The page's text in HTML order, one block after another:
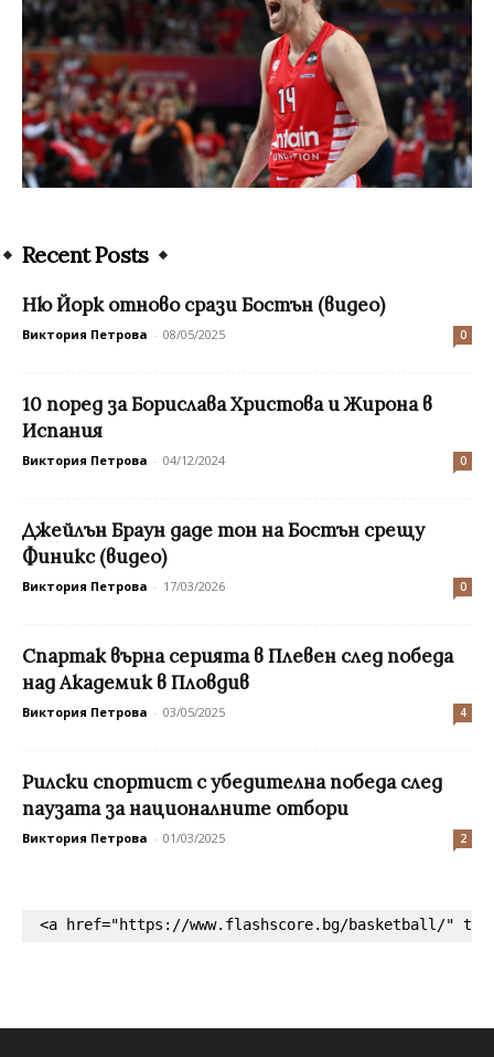
Recent Posts
Ню Йорк отново срази Бостън (видео)
Виктория Петрова - 08/05/2025 0
10 поред за Борислава Христова и Жирона в
Испания
Виктория Петрова - 04/12/2024 0
Джейлън Браун даде тон на Бостън срещу
Финикс (видео)
Виктория Петрова - 17/03/2026 0
Спартак върна серията в Плевен след победа
над Академик в Пловдив
Виктория Петрова - 03/05/2025 4
Рилски спортист с убедителна победа след
паузата за националните отбори
Виктория Петрова - 01/03/2025 2
<a href="https://www.flashscore.bg/basketball/"